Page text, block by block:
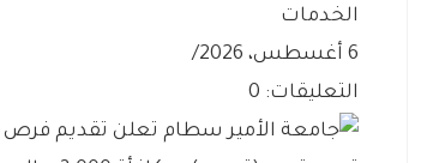
الخدمات
6 أغسطس، 2026
/
التعليقات: 0